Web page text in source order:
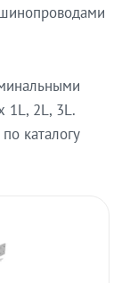
1L, 2L, 3L.
каталогу